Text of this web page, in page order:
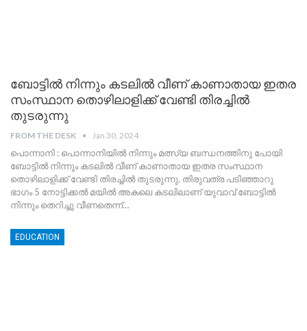
ബോട്ടിൽ നിന്നും കടലിൽ വീണ് കാണാതായ ഇതര
സംസ്ഥാന തൊഴിലാളിക്ക് വേണ്ടി തിരച്ചിൽ
തുടരുന്നു
FROM THE DESK Jan 30, 2024
പൊന്നാനി : പൊന്നാനിയിൽ നിന്നും മത്സ്യ ബന്ധനത്തിനു പോയി
ബോട്ടിൽ നിന്നും കടലിൽ വീണ് കാണാതായ ഇതര സംസ്ഥാന
തൊഴിലാളിക്ക് വേണ്ടി തിരച്ചിൽ തുടരുന്നു. തിരുവത്ര പടിഞ്ഞാറു
ഭാഗം 5 നോട്ടിക്കൽ മയിൽ അകലെ കടലിലാണ് യുവാവ് ബോട്ടിൽ
നിന്നും തെറിച്ചു വീണതെന്ന്…
EDUCATION